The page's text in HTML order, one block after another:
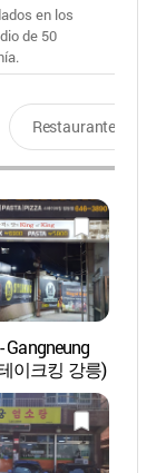
en los
de 50
Restaurantes
Gangneung
이크킹 강릉)